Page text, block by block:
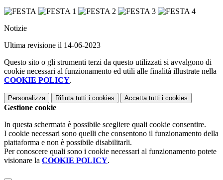
Notizie
Ultima revisione il 14-06-2023
Questo sito o gli strumenti terzi da questo utilizzati si avvalgono di
cookie necessari al funzionamento ed utili alle finalità illustrate nella
COOKIE POLICY.
Personalizza Rifiuta tutti i cookies Accetta tutti i cookies
Gestione cookie
In questa schermata è possibile scegliere quali cookie consentire.
I cookie necessari sono quelli che consentono il funzionamento della
piattaforma e non è possibile disabilitarli.
Per conoscere quali sono i cookie necessari al funzionamento potete
visionare la COOKIE POLICY.